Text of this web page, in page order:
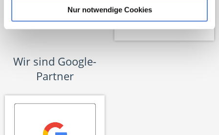
Nur notwendige Cookies
Wir sind Google-
Partner